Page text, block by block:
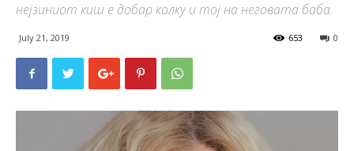
нејзиниот киш е добар колку и тој на неговата баба.
July 21, 2019 0
653